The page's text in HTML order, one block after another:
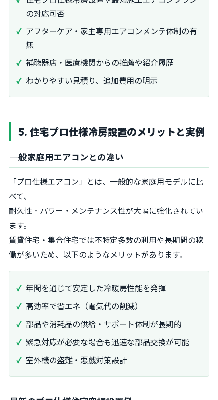
の対応可否
アフターケア・家主専用エアコンメンテ体制の有
無
補聴器店・医療機関からの推薦や紹介履歴
わかりやすい見積り、追加費用の明示
5. 住宅プロ仕様冷房設置のメリットと実例
一般家庭用エアコンとの違い
「プロ仕様エアコン」とは、一般的な家庭用モデルに比
べて、
耐久性・パワー・メンテナンス性が大幅に強化されてい
ます。
賃貸住宅・集合住宅では不特定多数の利用や長期間の稼
働が多いため、以下のようなメリットがあります。
年間を通じて安定した冷暖房性能を発揮
高効率で省エネ（電気代の削減）
部品や消耗品の供給・サポート体制が長期的
緊急対応が必要な場合も迅速な部品交換が可能
室外機の盗難・悪戯対策設計